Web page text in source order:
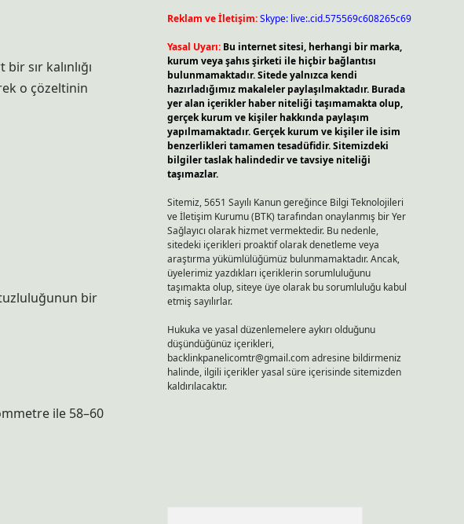
sır kalınlığı
o çözeltinin
bir
ile 58–60
Reklam ve İletişim:Skype: live:.cid.575569c608265c69
Yasal Uyarı: Bu internet sitesi, herhangi bir marka,
kurum veya şahıs şirketi ile hiçbir bağlantısı
bulunmamaktadır. Sitede yalnızca kendi
hazırladığımız makaleler paylaşılmaktadır. Burada
yer alan içerikler haber niteliği taşımamakta olup,
gerçek kurum ve kişiler hakkında paylaşım
yapılmamaktadır. Gerçek kurum ve kişiler ile isim
benzerlikleri tamamen tesadüfidir. Sitemizdeki
bilgiler taslak halindedir ve tavsiye niteliği
taşımazlar.
Sitemiz, 5651 Sayılı Kanun gereğince Bilgi Teknolojileri
ve İletişim Kurumu (BTK) tarafından onaylanmış bir Yer
Sağlayıcı olarak hizmet vermektedir. Bu nedenle,
sitedeki içerikleri proaktif olarak denetleme veya
araştırma yükümlülüğümüz bulunmamaktadır. Ancak,
üyelerimiz yazdıkları içeriklerin sorumluluğunu
taşımakta olup, siteye üye olarak bu sorumluluğu kabul
etmiş sayılırlar.
Hukuka ve yasal düzenlemelere aykırı olduğunu
düşündüğünüz içerikleri,
backlinkpanelicomtr@gmail.comadresine bildirmeniz
halinde, ilgili içerikler yasal süre içerisinde sitemizden
kaldırılacaktır.